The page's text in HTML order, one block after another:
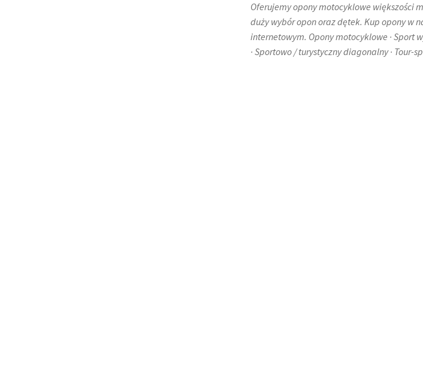
Oferujemy opony motocyklowe większości
duży wybór opon oraz dętek. Kup opony w
internetowym. Opony motocyklowe · Sport
· Sportowo / turystyczny diagonalny · Tour-